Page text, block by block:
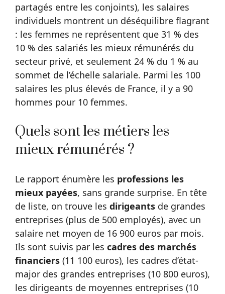
partagés entre les conjoints), les salaires
individuels montrent un déséquilibre flagrant
: les femmes ne représentent que 31 % des
10 % des salariés les mieux rémunérés du
secteur privé, et seulement 24 % du 1 % au
sommet de l’échelle salariale. Parmi les 100
salaires les plus élevés de France, il y a 90
hommes pour 10 femmes.
Quels sont les métiers les
mieux rémunérés ?
Le rapport énumère les professions les
mieux payées, sans grande surprise. En tête
de liste, on trouve les dirigeants de grandes
entreprises (plus de 500 employés), avec un
salaire net moyen de 16 900 euros par mois.
Ils sont suivis par les cadres des marchés
financiers (11 100 euros), les cadres d’état-
major des grandes entreprises (10 800 euros),
les dirigeants de moyennes entreprises (10